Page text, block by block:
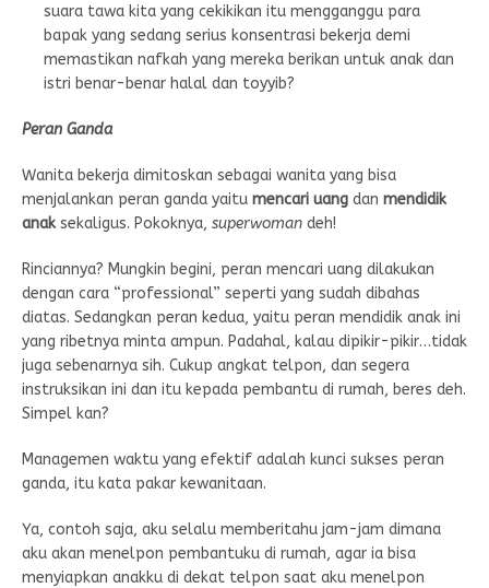
suara tawa kita yang cekikikan itu mengganggu para
bapak yang sedang serius konsentrasi bekerja demi
memastikan nafkah yang mereka berikan untuk anak dan
istri benar-benar halal dan toyyib?
Peran Ganda
Wanita bekerja dimitoskan sebagai wanita yang bisa
menjalankan peran ganda yaitu mencari uang dan mendidik
anak sekaligus. Pokoknya, superwoman deh!
Rinciannya? Mungkin begini, peran mencari uang dilakukan
dengan cara “professional” seperti yang sudah dibahas
diatas. Sedangkan peran kedua, yaitu peran mendidik anak ini
yang ribetnya minta ampun. Padahal, kalau dipikir-pikir…tidak
juga sebenarnya sih. Cukup angkat telpon, dan segera
instruksikan ini dan itu kepada pembantu di rumah, beres deh.
Simpel kan?
Managemen waktu yang efektif adalah kunci sukses peran
ganda, itu kata pakar kewanitaan.
Ya, contoh saja, aku selalu memberitahu jam-jam dimana
aku akan menelpon pembantuku di rumah, agar ia bisa
menyiapkan anakku di dekat telpon saat aku menelpon